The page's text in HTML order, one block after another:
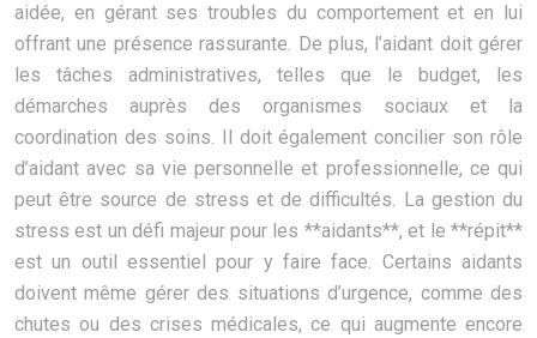
aidée, en gérant ses troubles du comportement et en lui
offrant une présence rassurante. De plus, l’aidant doit gérer
les tâches administratives, telles que le budget, les
démarches auprès des organismes sociaux et la
coordination des soins. Il doit également concilier son rôle
d’aidant avec sa vie personnelle et professionnelle, ce qui
peut être source de stress et de difficultés. La gestion du
stress est un défi majeur pour les **aidants**, et le **répit**
est un outil essentiel pour y faire face. Certains aidants
doivent même gérer des situations d’urgence, comme des
chutes ou des crises médicales, ce qui augmente encore